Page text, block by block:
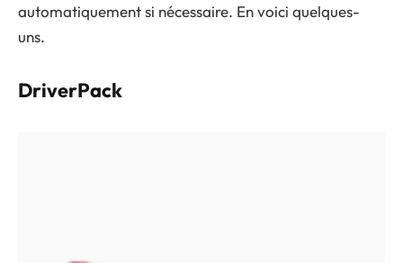
automatiquement si nécessaire. En voici quelques-
uns.
DriverPack